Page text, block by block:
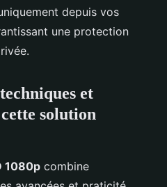
depuis vos
une protection
et
solution
1080p combine